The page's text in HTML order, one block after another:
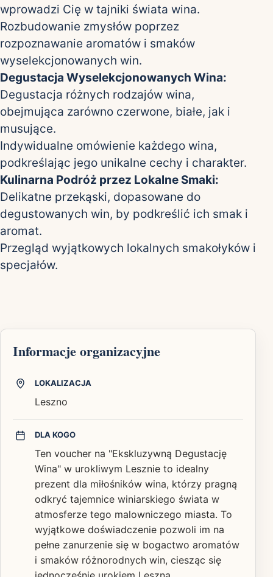
wprowadzi Cię w tajniki świata wina.
Rozbudowanie zmysłów poprzez
rozpoznawanie aromatów i smaków
wyselekcjonowanych win.
Degustacja Wyselekcjonowanych Wina:
Degustacja różnych rodzajów wina,
obejmująca zarówno czerwone, białe, jak i
musujące.
Indywidualne omówienie każdego wina,
podkreślając jego unikalne cechy i charakter.
Kulinarna Podróż przez Lokalne Smaki:
Delikatne przekąski, dopasowane do
degustowanych win, by podkreślić ich smak i
aromat.
Przegląd wyjątkowych lokalnych smakołyków i
specjałów.
Informacje organizacyjne
LOKALIZACJA
Leszno
DLA KOGO
Ten voucher na "Ekskluzywną Degustację
Wina" w urokliwym Lesznie to idealny
prezent dla miłośników wina, którzy pragną
odkryć tajemnice winiarskiego świata w
atmosferze tego malowniczego miasta. To
wyjątkowe doświadczenie pozwoli im na
pełne zanurzenie się w bogactwo aromatów
i smaków różnorodnych win, ciesząc się